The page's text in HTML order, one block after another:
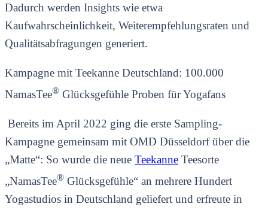
Dadurch werden Insights wie etwa
Kaufwahrscheinlichkeit, Weiterempfehlungsraten und
Qualitätsabfragungen generiert.
Kampagne mit Teekanne Deutschland: 100.000
NamasTee® Glücksgefühle Proben für Yogafans
Bereits im April 2022 ging die erste Sampling-
Kampagne gemeinsam mit OMD Düsseldorf über die
„Matte“: So wurde die neue Teekanne Teesorte
„NamasTee® Glücksgefühle“ an mehrere Hundert
Yogastudios in Deutschland geliefert und erfreute in